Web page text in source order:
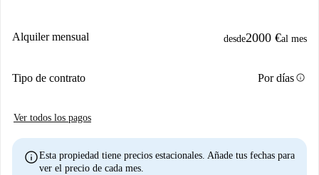
Alquiler mensual desde2000 €al mes
Tipo de contrato Por díasinfo
Ver todos los pagos
infoEsta propiedad tiene precios estacionales. Añade tus fechas para
ver el precio de cada mes.